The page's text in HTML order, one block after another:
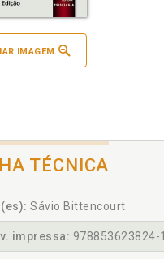
IMAGEM
TÉCNICA
Sávio Bittencourt
v. impressa: 978853623824-1